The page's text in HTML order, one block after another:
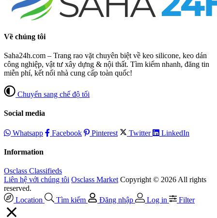
Về chúng tôi
Saha24h.com – Trang rao vặt chuyên biệt về keo silicone, keo dán
công nghiệp, vật tư xây dựng & nội thất. Tìm kiếm nhanh, đăng tin
miễn phí, kết nối nhà cung cấp toàn quốc!
Chuyển sang chế độ tối
Social media
Whatsapp Facebook Pinterest Twitter LinkedIn
Information
Osclass Classifieds
Liên hệ với chúng tôi Osclass Market Copyright © 2026 All rights
reserved.
Location
Tìm kiếm Đăng nhập Log in Filter